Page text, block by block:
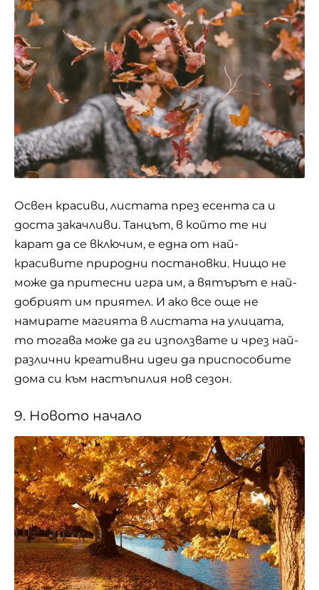
Освен красиви, листата през есента са и
доста закачливи. Танцът, в който те ни
карат да се включим, е една от най-
красивите природни постановки. Нищо не
може да притесни игра им, а вятърът е най-
добрият им приятел. И ако все още не
намирате магията в листата на улицата,
то тогава може да ги използвате и чрез най-
различни креативни идеи да приспособите
дома си към настъпилия нов сезон.
9. Новото начало